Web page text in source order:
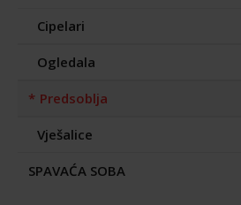
Cipelari
Ogledala
Predsoblja
Vješalice
SPAVAĆA SOBA